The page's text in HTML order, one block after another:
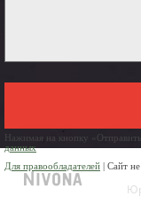
Нажимая на кнопку
данных
Для правообладателей | Сайт